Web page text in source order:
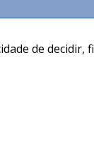
de decidir,